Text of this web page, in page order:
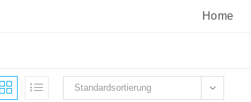
Home
Standardsortierung